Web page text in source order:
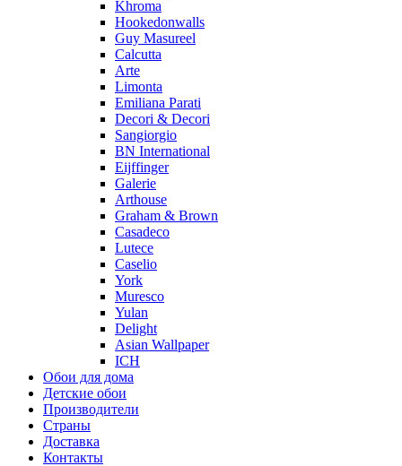
Khroma
Hookedonwalls
Guy Masureel
Calcutta
Arte
Limonta
Emiliana Parati
Decori & Decori
Sangiorgio
BN International
Eijffinger
Galerie
Arthouse
Graham & Brown
Casadeco
Lutece
Caselio
York
Muresco
Yulan
Delight
Asian Wallpaper
ICH
Обои для дома
Детские обои
Производители
Страны
Доставка
Контакты